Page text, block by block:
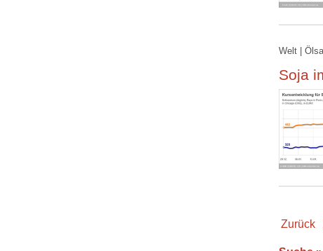
Welt |
Soja
Zurück